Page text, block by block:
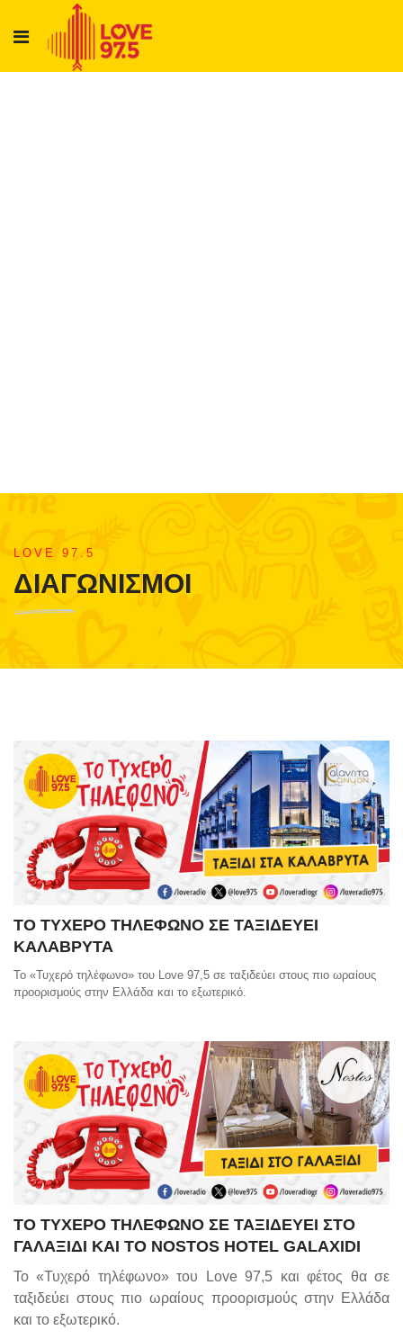
LOVE 97.5
ΔΙΑΓΩΝΙΣΜΟΙ
ΤΟ ΤΥΧΕΡΟ ΤΗΛΕΦΩΝΟ ΣΕ ΤΑΞΙΔΕΥΕΙ
ΚΑΛΑΒΡΥΤΑ
Το «Τυχερό τηλέφωνο» του Love 97,5 σε ταξιδεύει στους πιο ωραίους
προορισμούς στην Ελλάδα και το εξωτερικό.
ΤΟ ΤΥΧΕΡΟ ΤΗΛΕΦΩΝΟ ΣΕ ΤΑΞΙΔΕΥΕΙ ΣΤΟ
ΓΑΛΑΞΙΔΙ ΚΑΙ ΤΟ NOSTOS HOTEL GALAXIDI
Το «Τυχερό τηλέφωνο» του Love 97,5 και φέτος θα σε
ταξιδεύει στους πιο ωραίους προορισμούς στην Ελλάδα
και το εξωτερικό.